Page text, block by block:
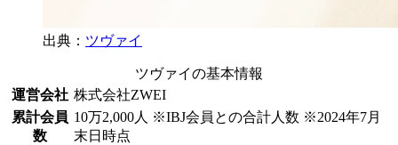
出典： ツヴァイ
ツヴァイの基本情報
運営会社 株式会社ZWEI
累計会員
数
10万2,000人 ※IBJ会員との合計人数 ※2024年7月
末日時点